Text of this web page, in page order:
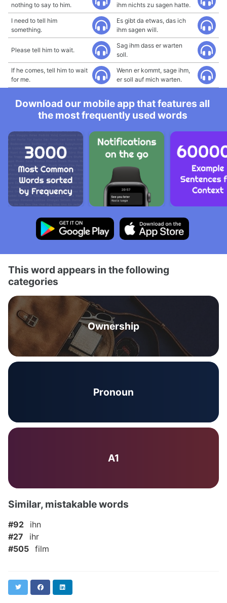
nothing to say to him.
ihm nichts zu sagen hatte.
I need to tell him
something.
Es gibt da etwas, das ich
ihm sagen will.
Please tell him to wait.
Sag ihm dass er warten
soll.
If he comes, tell him to wait
for me.
Wenn er kommt, sage ihm,
er soll auf mich warten.
Download our mobile app that features all
the most frequently used words
This word appears in the following
categories
Ownership
Pronoun
A1
Similar, mistakable words
#92
ihn
#27
ihr
#505 film
Twitter Facebook